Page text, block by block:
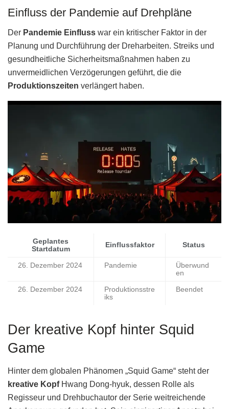
Einfluss der Pandemie auf Drehpläne
Der Pandemie Einfluss war ein kritischer Faktor in der
Planung und Durchführung der Dreharbeiten. Streiks und
gesundheitliche Sicherheitsmaßnahmen haben zu
unvermeidlichen Verzögerungen geführt, die die
Produktionszeiten verlängert haben.
Geplantes
Startdatum
Einflussfaktor Status
26. Dezember 2024 Pandemie
Überwund
en
26. Dezember 2024
Produktionsstre
iks
Beendet
Der kreative Kopf hinter Squid
Game
Hinter dem globalen Phänomen „Squid Game“ steht der
kreative KopfHwang Dong-hyuk, dessen Rolle als
Regisseur und Drehbuchautor der Serie weitreichende